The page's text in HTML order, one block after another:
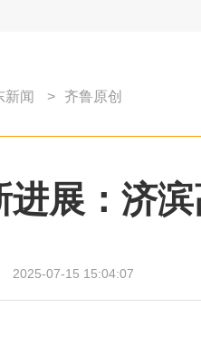
新闻 > 齐鲁原创
进展：济
2025-07-15 15:04:07